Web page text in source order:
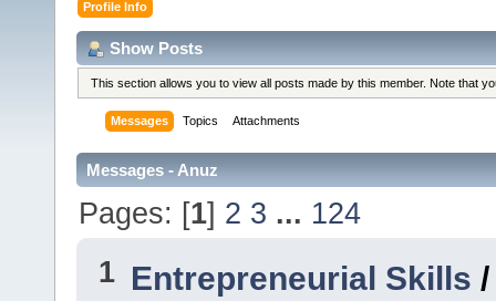
Profile Info
Show Posts
This section allows you to view all posts made by this member. Note that
Messages Topics Attachments
Messages - Anuz
Pages: [1] 2 3 ... 124
1 Entrepreneurial Skills